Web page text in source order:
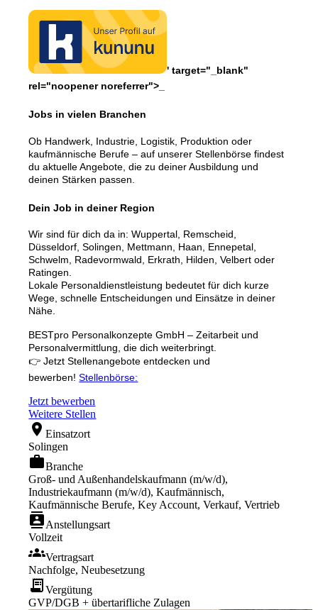
' target="_blank"
rel="noopener noreferrer">_
Jobs in vielen Branchen
Ob Handwerk, Industrie, Logistik, Produktion oder
kaufmännische Berufe – auf unserer Stellenbörse findest
du aktuelle Angebote, die zu deiner Ausbildung und
deinen Stärken passen.
Dein Job in deiner Region
Wir sind für dich da in: Wuppertal, Remscheid,
Düsseldorf, Solingen, Mettmann, Haan, Ennepetal,
Schwelm, Radevormwald, Erkrath, Hilden, Velbert oder
Ratingen.
Lokale Personaldienstleistung bedeutet für dich kurze
Wege, schnelle Entscheidungen und Einsätze in deiner
Nähe.
BESTpro Personalkonzepte GmbH – Zeitarbeit und
Personalvermittlung, die dich weiterbringt.
👉 Jetzt Stellenangebote entdecken und
bewerben!Stellenbörse:
Jetzt bewerben
Weitere Stellen
location_onEinsatzort
Solingen
workBranche
Groß- und Außenhandelskaufmann (m/w/d),
Industriekaufmann (m/w/d), Kaufmännisch,
Kaufmännische Berufe, Key Account, Verkauf, Vertrieb
contactsAnstellungsart
Vollzeit
groupsVertragsart
Nachfolge, Neubesetzung
receipt_longVergütung
GVP/DGB + übertarifliche Zulagen